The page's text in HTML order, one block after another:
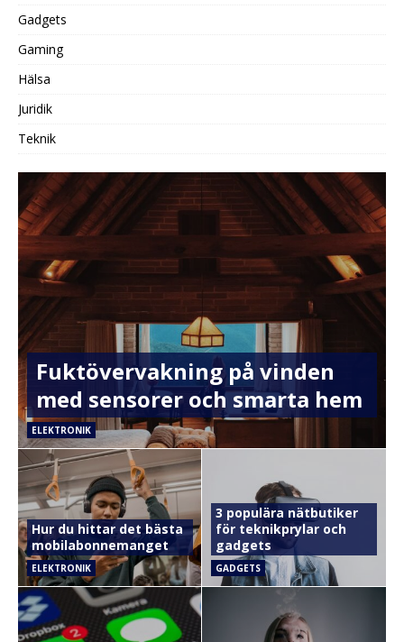
Gadgets
Gaming
Hälsa
Juridik
Teknik
Fuktövervakning på vinden
med sensorer och smarta hem
ELEKTRONIK
Hur du hittar det bästa
mobilabonnemanget
ELEKTRONIK
3 populära nätbutiker
för teknikprylar och
gadgets
GADGETS